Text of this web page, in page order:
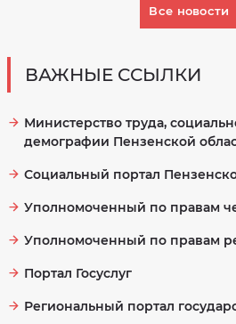
Все новости
ВАЖНЫЕ ССЫЛКИ
Министерство труда,
демографии Пензенской
Социальный портал
Уполномоченный по правам
Уполномоченный по правам
Портал Госуслуг
Региональный портал